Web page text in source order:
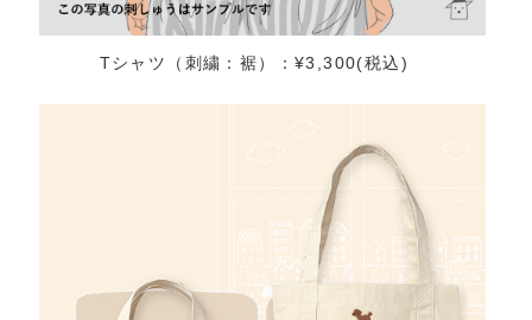
Tシャツ（刺繍：裾）：¥3,300(税込)